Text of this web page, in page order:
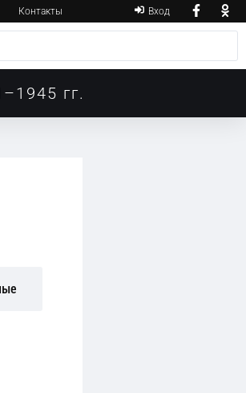
Контакты Вход
гг.